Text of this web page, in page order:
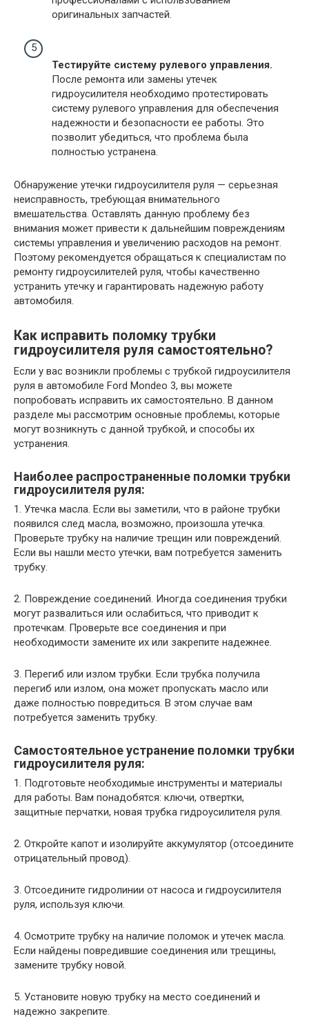
оригинальных запчастей.
Тестируйте систему рулевого управления.
После ремонта или замены утечек
гидроусилителя необходимо протестировать
систему рулевого управления для обеспечения
надежности и безопасности ее работы. Это
позволит убедиться, что проблема была
полностью устранена.
Обнаружение утечки гидроусилителя руля — серьезная
неисправность, требующая внимательного
вмешательства. Оставлять данную проблему без
внимания может привести к дальнейшим повреждениям
системы управления и увеличению расходов на ремонт.
Поэтому рекомендуется обращаться к специалистам по
ремонту гидроусилителей руля, чтобы качественно
устранить утечку и гарантировать надежную работу
автомобиля.
Как исправить поломку трубки
гидроусилителя руля самостоятельно?
Если у вас возникли проблемы с трубкой гидроусилителя
руля в автомобиле Ford Mondeo 3, вы можете
попробовать исправить их самостоятельно. В данном
разделе мы рассмотрим основные проблемы, которые
могут возникнуть с данной трубкой, и способы их
устранения.
Наиболее распространенные поломки трубки
гидроусилителя руля:
1. Утечка масла. Если вы заметили, что в районе трубки
появился след масла, возможно, произошла утечка.
Проверьте трубку на наличие трещин или повреждений.
Если вы нашли место утечки, вам потребуется заменить
трубку.
2. Повреждение соединений. Иногда соединения трубки
могут развалиться или ослабиться, что приводит к
протечкам. Проверьте все соединения и при
необходимости замените их или закрепите надежнее.
3. Перегиб или излом трубки. Если трубка получила
перегиб или излом, она может пропускать масло или
даже полностью повредиться. В этом случае вам
потребуется заменить трубку.
Самостоятельное устранение поломки трубки
гидроусилителя руля:
1. Подготовьте необходимые инструменты и материалы
для работы. Вам понадобятся: ключи, отвертки,
защитные перчатки, новая трубка гидроусилителя руля.
2. Откройте капот и изолируйте аккумулятор (отсоедините
отрицательный провод).
3. Отсоедините гидролинии от насоса и гидроусилителя
руля, используя ключи.
4. Осмотрите трубку на наличие поломок и утечек масла.
Если найдены повредившие соединения или трещины,
замените трубку новой.
5. Установите новую трубку на место соединений и
надежно закрепите.